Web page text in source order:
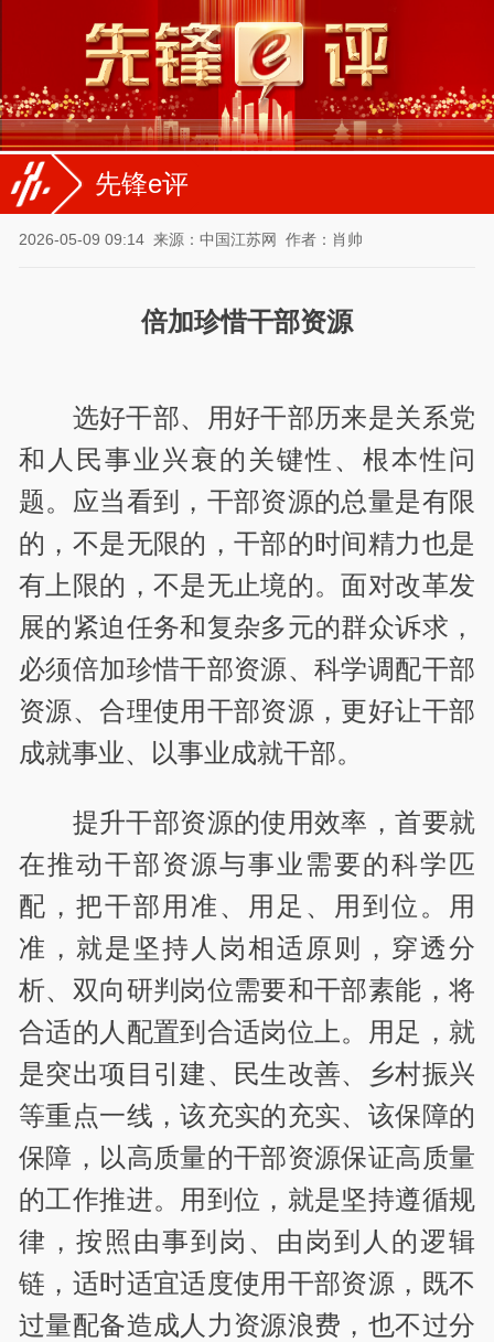
先锋e评
2026-05-09 09:14 来源：中国江苏网 作者：肖帅
倍加珍惜干部资源
选好干部、用好干部历来是关系党
和人民事业兴衰的关键性、根本性问
题。应当看到，干部资源的总量是有限
的，不是无限的，干部的时间精力也是
有上限的，不是无止境的。面对改革发
展的紧迫任务和复杂多元的群众诉求，
必须倍加珍惜干部资源、科学调配干部
资源、合理使用干部资源，更好让干部
成就事业、以事业成就干部。
提升干部资源的使用效率，首要就
在推动干部资源与事业需要的科学匹
配，把干部用准、用足、用到位。用
准，就是坚持人岗相适原则，穿透分
析、双向研判岗位需要和干部素能，将
合适的人配置到合适岗位上。用足，就
是突出项目引建、民生改善、乡村振兴
等重点一线，该充实的充实、该保障的
保障，以高质量的干部资源保证高质量
的工作推进。用到位，就是坚持遵循规
律，按照由事到岗、由岗到人的逻辑
链，适时适宜适度使用干部资源，既不
过量配备造成人力资源浪费，也不过分